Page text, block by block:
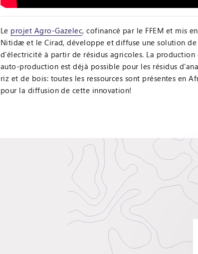
Le projet Agro-Gazelec, cofinancé par le FFEM et mis
Nitidæ et le Cirad, développe et diffuse une solution
d'électricité à partir de résidus agricoles. La
auto-production est déjà possible pour les résidus
riz et de bois: toutes les ressources sont présentes en
pour la diffusion de cette innovation!